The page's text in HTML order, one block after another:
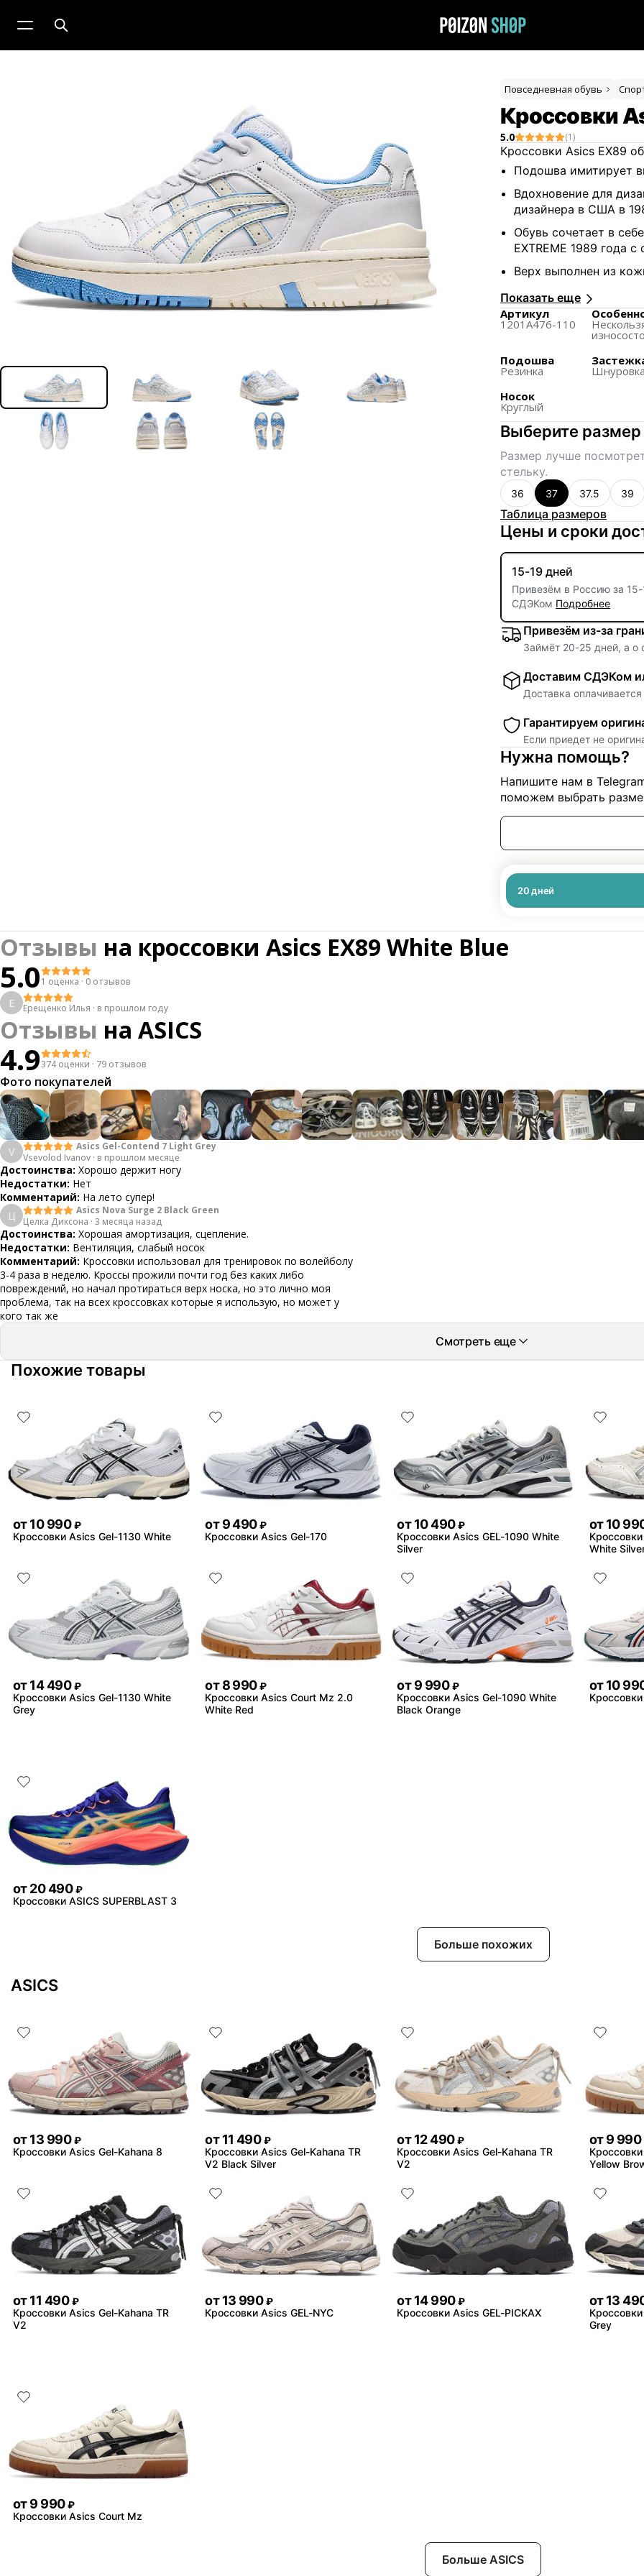
Повседневная обувь
Кроссовки
5.0 (1)
Кроссовки Asics EX89
Подошва имитирует
Вдохновение для
дизайнера в США в
Обувь сочетает в
EXTREME 1989 года
Верх выполнен из
Используется
поглощение ударов,
использования.
Задняя часть обуви
Верх обуви состоит
интересным и
Показать еще
Артикул
1201A476-110
Подошва
Резинка
Носок
Круглый
Выберите размер
Размер лучше
стельку.
36 37 37.5 39
Таблица размеров
Цены и сроки
15-19 дней
Привезём в Россию за 15-
СДЭКом Подробнее
Привезём из-за
Займёт 20-25 дней, а о
Доставим СДЭКом
Доставка
Гарантируем
Если приедет не
Нужна помощь?
Напишите нам в
поможем выбрать
20дней
Отзывы на кроссовки Asics EX89 White Blue
5.01 оценка · 0 отзывов
Е Ерещенко Илья · в прошлом году
Отзывы на ASICS
4.9374 оценки · 79 отзывов
Фото покупателей
V
Asics Gel-Contend 7 Light Grey
Vsevolod Ivanov · в прошлом месяце
Достоинства: Хорошо держит ногу
Недостатки: Нет
Комментарий: На лето супер!
Ц
Asics Nova Surge 2 Black Green
Целка Диксона · 3 месяца назад
Достоинства: Хорошая амортизация, сцепление.
Недостатки: Вентиляция, слабый носок
Комментарий: Кроссовки использовал для тренировок по волейболу
3-4 раза в неделю. Кроссы прожили почти год без каких либо
повреждений, но начал протираться верх носка, но это лично моя
проблема, так на всех кроссовках которые я использую, но может у
кого так же
Смотреть еще
Похожие товары
от10 990 ₽
Кроссовки Asics Gel-1130 White
от 9 490 ₽
Кроссовки Asics Gel-170
от 10 490 ₽
Кроссовки Asics GEL-1090 White
Silver
от 10
White
от14 490 ₽
Кроссовки Asics Gel-1130 White
Grey
от 8 990 ₽
Кроссовки Asics Court Mz 2.0
White Red
от 9 990 ₽
Кроссовки Asics Gel-1090 White
Black Orange
от 10
от20 490 ₽
Кроссовки ASICS SUPERBLAST 3
Больше похожих
ASICS
от13 990 ₽
Кроссовки Asics Gel-Kahana 8
от 11 490 ₽
Кроссовки Asics Gel-Kahana TR
V2 Black Silver
от 12 490 ₽
Кроссовки Asics Gel-Kahana TR
V2
от 9 990
Yellow
от11 490 ₽
Кроссовки Asics Gel-Kahana TR
V2
от 13 990 ₽
Кроссовки Asics GEL-NYC
от 14 990 ₽
Кроссовки Asics GEL-PICKAX
от 13
Grey
от9 990 ₽
Кроссовки Asics Court Mz
Больше ASICS